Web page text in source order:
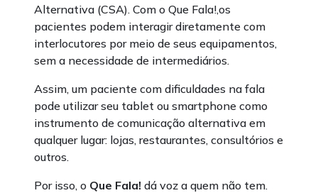
Alternativa (CSA). Com o Que Fala!,os
pacientes podem interagir diretamente com
interlocutores por meio de seus equipamentos,
sem a necessidade de intermediários.
Assim, um paciente com dificuldades na fala
pode utilizar seu tablet ou smartphone como
instrumento de comunicação alternativa em
qualquer lugar: lojas, restaurantes, consultórios e
outros.
Por isso, o Que Fala! dá voz a quem não tem.